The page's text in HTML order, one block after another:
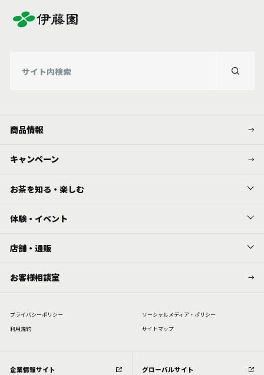
商品情報
キャンペーン
お茶を知る・楽しむ
体験・イベント
店舗・通販
お客様相談室
プライバシーポリシー
ソーシャルメディア・ポリシー
利⽤規約
サイトマップ
企業情報サイト グローバルサイト